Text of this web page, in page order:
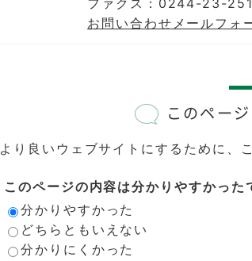
お問い合わせメールフォ
このペー
より良いウェブサイトにするために、
このページの内容は分かりやすかった
分かりやすかった
どちらともいえない
分かりにくかった